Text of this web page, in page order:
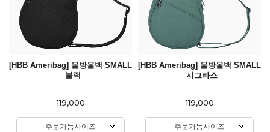
[HBB Ameribag] 물방울백 SMALL
_블랙
119,000
주문가능사이즈
[HBB Ameribag] 물방울백 SMALL
_시그라스
119,000
주문가능사이즈